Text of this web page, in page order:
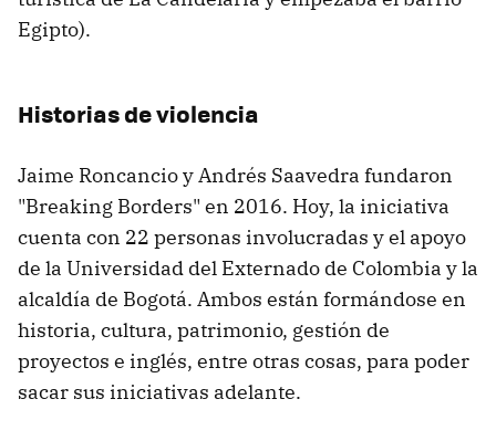
Egipto).
Historias de violencia
Jaime Roncancio y Andrés Saavedra fundaron
"Breaking Borders" en 2016. Hoy, la iniciativa
cuenta con 22 personas involucradas y el apoyo
de la Universidad del Externado de Colombia y la
alcaldía de Bogotá. Ambos están formándose en
historia, cultura, patrimonio, gestión de
proyectos e inglés, entre otras cosas, para poder
sacar sus iniciativas adelante.